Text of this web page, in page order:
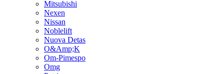
Mitsubishi
Nexen
Nissan
Noblelift
Nuova Detas
O&Amp;K
Om-Pimespo
Omg